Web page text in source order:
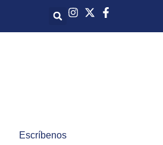
Escríbenos